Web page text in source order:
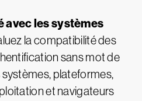
les systèmes
la compatibilité des
sans mot de
systèmes, plateformes,
et navigateurs